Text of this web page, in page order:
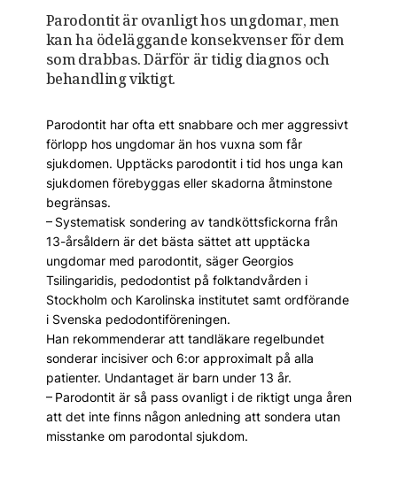
Parodontit är ovanligt hos ungdomar, men
kan ha ödeläggande konsekvenser för dem
som drabbas. Därför är tidig diagnos och
behandling viktigt.
Parodontit har ofta ett snabbare och mer aggressivt
förlopp hos ungdomar än hos vuxna som får
sjukdomen. Upptäcks parodontit i tid hos unga kan
sjukdomen förebyggas eller skadorna åtminstone
begränsas.
– Systematisk sondering av tandköttsfickorna från
13-årsåldern är det bästa sättet att upptäcka
ungdomar med parodontit, säger Georgios
Tsilingaridis, pedodontist på folktandvården i
Stockholm och Karolinska institutet samt ordförande
i Svenska pedodontiföreningen.
Han rekommenderar att tandläkare regelbundet
sonderar incisiver och 6:or approximalt på alla
patienter. Undantaget är barn under 13 år.
– Parodontit är så pass ovanligt i de riktigt unga åren
att det inte finns någon anledning att sondera utan
misstanke om parodontal sjukdom.